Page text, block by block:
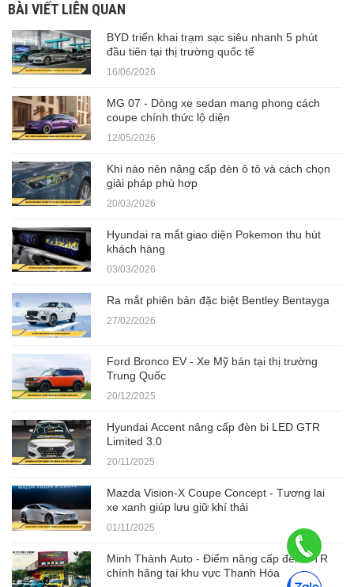
BÀI VIẾT LIÊN QUAN
BYD triển khai trạm sạc siêu nhanh 5 phút
đầu tiên tại thị trường quốc tế
16/06/2026
MG 07 - Dòng xe sedan mang phong cách
coupe chính thức lộ diện
12/05/2026
Khi nào nên nâng cấp đèn ô tô và cách chọn
giải pháp phù hợp
20/03/2026
Hyundai ra mắt giao diện Pokemon thu hút
khách hàng
03/03/2026
Ra mắt phiên bản đặc biệt Bentley Bentayga
27/02/2026
Ford Bronco EV - Xe Mỹ bán tại thị trường
Trung Quốc
20/12/2025
Hyundai Accent nâng cấp đèn bi LED GTR
Limited 3.0
20/11/2025
Mazda Vision-X Coupe Concept - Tương lai
xe xanh giúp lưu giữ khí thải
01/11/2025
Minh Thành Auto - Điểm nâng cấp đèn GTR
chính hãng tại khu vực Thanh Hóa